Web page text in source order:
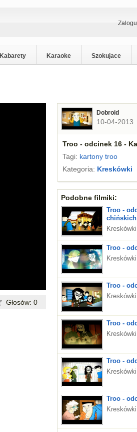
Kabarety Karaoke Szokujace
Głosów: 0
Dobroid
10-04-2013
Troo - odcinek 16 -
Tagi: kartony troo
Kategoria: Kreskówki
Podobne filmiki:
Troo -
Kreskówki
Troo -
Kreskówki
Troo -
Kreskówki
Troo -
Kreskówki
Troo -
Kreskówki
Troo -
Kreskówki